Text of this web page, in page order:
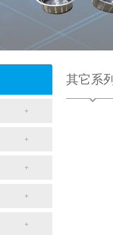
其它系列